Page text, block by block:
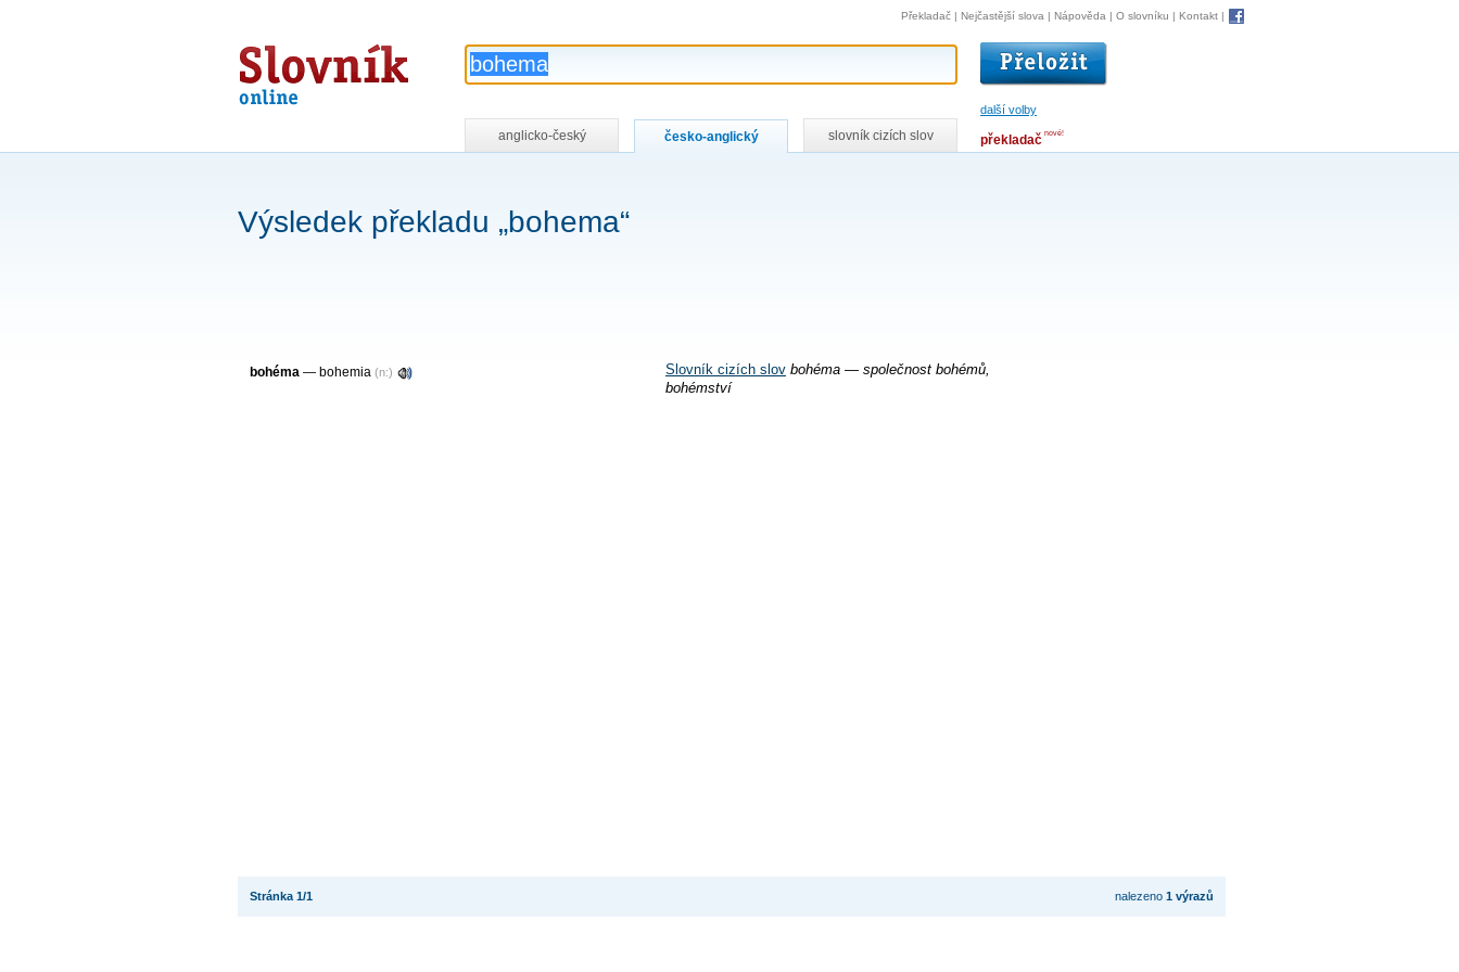
Slovník
online
další volby
Překladač | Nejčastější slova | Nápověda | O slovníku | Kontakt |
anglicko-český česko-anglický slovník cizích slov překladač nové!
Výsledek překladu „bohema“
Slovník cizích slov bohéma — společnost bohémů,
bohémství
bohéma — bohemia (n:)
nalezeno 1 výrazů
Stránka 1/1